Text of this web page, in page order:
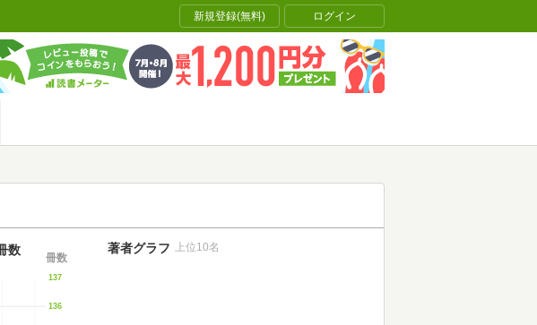
新規登録(無料) ログイン
136
137
冊数
数 著者グラフ 上位10名